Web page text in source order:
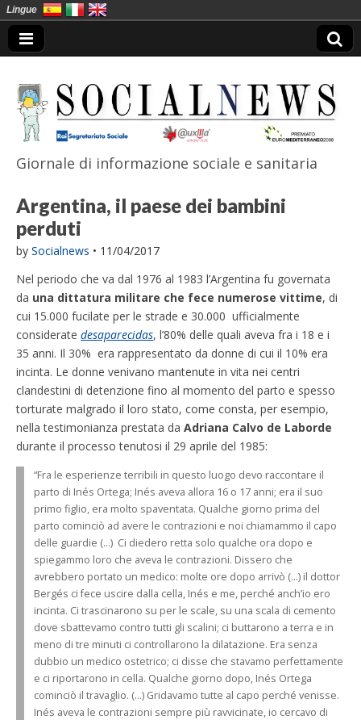
SocialNews
Giornale di informazione sociale e sanitaria
Argentina, il paese dei bambini
perduti
by Socialnews • 11/04/2017
Nel periodo che va dal 1976 al 1983 l’Argentina fu governata
da una dittatura militare che fece numerose vittime, di
cui 15.000 fucilate per le strade e 30.000 ufficialmente
considerate desaparecidas, l’80% delle quali aveva fra i 18 e i
35 anni. Il 30% era rappresentato da donne di cui il 10% era
incinta. Le donne venivano mantenute in vita nei centri
clandestini di detenzione fino al momento del parto e spesso
torturate malgrado il loro stato, come consta, per esempio,
nella testimonianza prestata da Adriana Calvo de Laborde
durante il processo tenutosi il 29 aprile del 1985:
“Fra le esperienze terribili in questo luogo devo raccontare il
parto di Inés Ortega; Inés aveva allora 16 o 17 anni; era il suo
primo figlio, era molto spaventata. Qualche giorno prima del
parto cominciò ad avere le contrazioni e noi chiamammo il capo
delle guardie (…) Ci diedero retta solo qualche ora dopo e
spiegammo loro che aveva le contrazioni. Dissero che
avrebbero portato un medico: molte ore dopo arrivò (…) il dottor
Bergés ci fece uscire dalla cella, Inés e me, perché anch’io ero
incinta. Ci trascinarono su per le scale, su una scala di cemento
dove sbattevamo contro tutti gli scalini; ci buttarono a terra e in
meno di tre minuti ci controllarono la dilatazione. Era senza
dubbio un medico ostetrico; ci disse che stavamo perfettamente
e ci riportarono in cella. Qualche giorno dopo, Inés Ortega
cominciò il travaglio. (…) Gridavamo tutte al capo perché venisse.
Inés aveva le contrazioni sempre più ravvicinate, io cercavo di
Lingue